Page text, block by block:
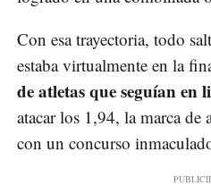
Con esa trayectoria, todo
estaba virtualmente en la
de atletas que seguían en
atacar los 1,94, la marca de
con un concurso